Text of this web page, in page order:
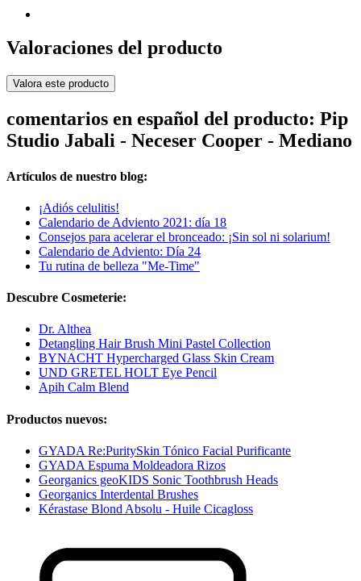
Valoraciones del producto
Valora este producto
comentarios en español del producto: Pip
Studio Jabali - Neceser Cooper - Mediano
Artículos de nuestro blog:
¡Adiós celulitis!
Calendario de Adviento 2021: día 18
Consejos para acelerar el bronceado: ¡Sin sol ni solarium!
Calendario de Adviento: Día 24
Tu rutina de belleza "Me-Time"
Descubre Cosmeterie:
Dr. Althea
Detangling Hair Brush Mini Pastel Collection
BYNACHT Hypercharged Glass Skin Cream
UND GRETEL HOLT Eye Pencil
Apih Calm Blend
Productos nuevos:
GYADA Re:PuritySkin Tónico Facial Purificante
GYADA Espuma Moldeadora Rizos
Georganics geoKIDS Sonic Toothbrush Heads
Georganics Interdental Brushes
Kérastase Blond Absolu - Huile Cicagloss